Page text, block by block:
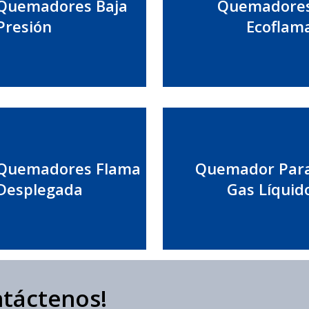
Baja
Flama
Quemador
Gas